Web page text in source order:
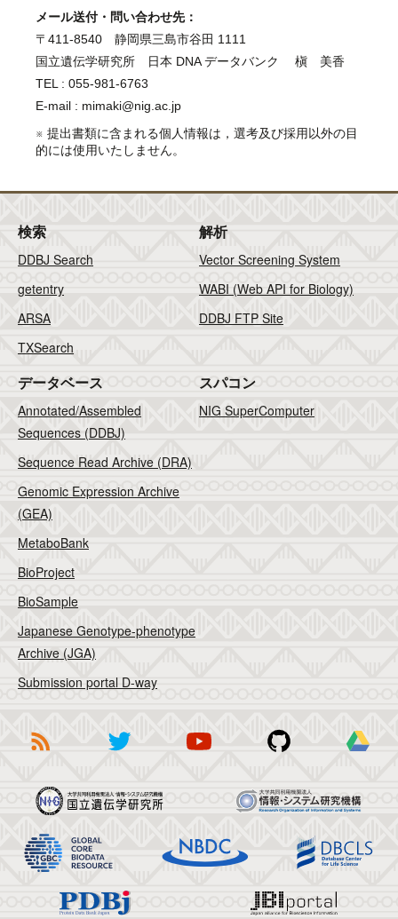
メール送付・問い合わせ先：
〒411-8540 静岡県三島市谷田 1111
国立遺伝学研究所 日本 DNA データバンク 槇 美香
TEL : 055-981-6763
E-mail : mimaki@nig.ac.jp
※ 提出書類に含まれる個人情報は，選考及び採用以外の目
的には使用いたしません。
検索
DDBJ Search
getentry
ARSA
TXSearch
解析
Vector Screening System
WABI (Web API for Biology)
DDBJ FTP Site
データベース
Annotated/Assembled
Sequences (DDBJ)
Sequence Read Archive (DRA)
Genomic Expression Archive
(GEA)
MetaboBank
BioProject
BioSample
Japanese Genotype-phenotype
Archive (JGA)
Submission portal D-way
スパコン
NIG SuperComputer